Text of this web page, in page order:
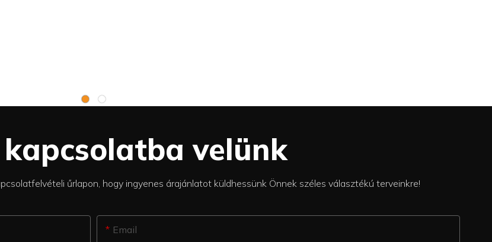
kapcsolatba velünk
űrlapon, hogy ingyenes árajánlatot küldhessünk Önnek széles választékú terveinkre!
Email